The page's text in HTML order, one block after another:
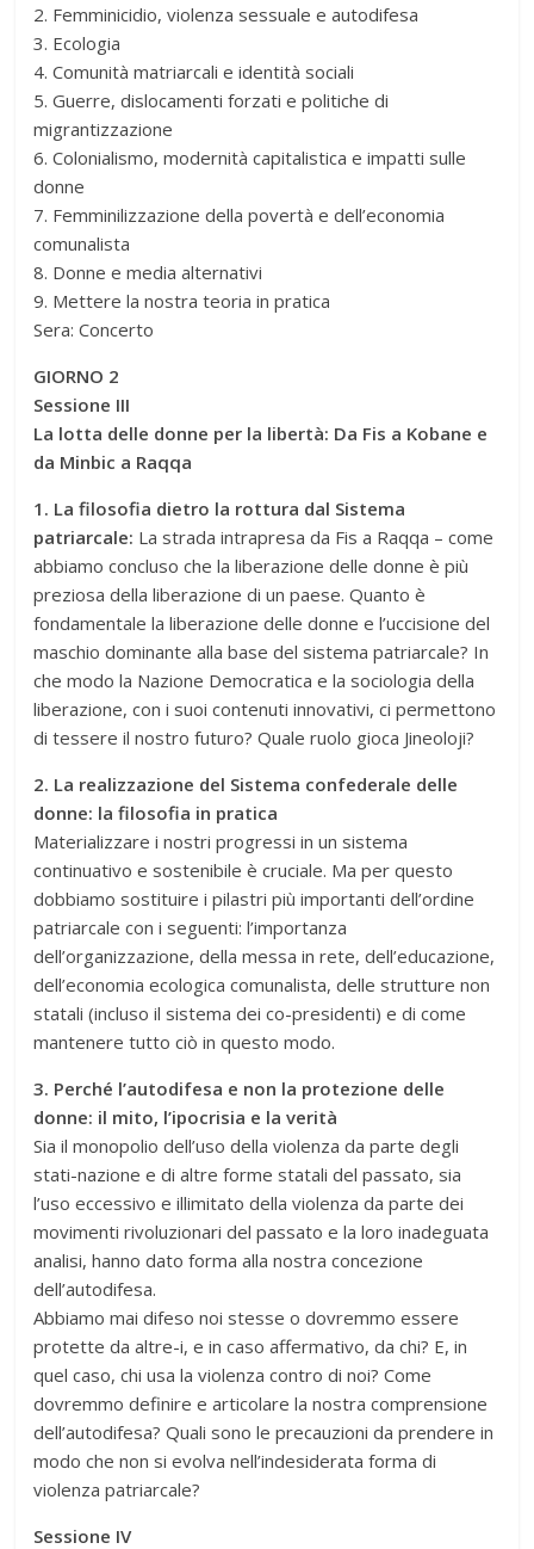
2. Femminicidio, violenza sessuale e autodifesa
3. Ecologia
4. Comunità matriarcali e identità sociali
5. Guerre, dislocamenti forzati e politiche di
migrantizzazione
6. Colonialismo, modernità capitalistica e impatti sulle
donne
7. Femminilizzazione della povertà e dell’economia
comunalista
8. Donne e media alternativi
9. Mettere la nostra teoria in pratica
Sera: Concerto
GIORNO 2
Sessione III
La lotta delle donne per la libertà: Da Fis a Kobane e
da Minbic a Raqqa
1. La filosofia dietro la rottura dal Sistema
patriarcale: La strada intrapresa da Fis a Raqqa – come
abbiamo concluso che la liberazione delle donne è più
preziosa della liberazione di un paese. Quanto è
fondamentale la liberazione delle donne e l’uccisione del
maschio dominante alla base del sistema patriarcale? In
che modo la Nazione Democratica e la sociologia della
liberazione, con i suoi contenuti innovativi, ci permettono
di tessere il nostro futuro? Quale ruolo gioca Jineoloji?
2. La realizzazione del Sistema confederale delle
donne: la filosofia in pratica
Materializzare i nostri progressi in un sistema
continuativo e sostenibile è cruciale. Ma per questo
dobbiamo sostituire i pilastri più importanti dell’ordine
patriarcale con i seguenti: l’importanza
dell’organizzazione, della messa in rete, dell’educazione,
dell’economia ecologica comunalista, delle strutture non
statali (incluso il sistema dei co-presidenti) e di come
mantenere tutto ciò in questo modo.
3. Perché l’autodifesa e non la protezione delle
donne: il mito, l’ipocrisia e la verità
Sia il monopolio dell’uso della violenza da parte degli
stati-nazione e di altre forme statali del passato, sia
l’uso eccessivo e illimitato della violenza da parte dei
movimenti rivoluzionari del passato e la loro inadeguata
analisi, hanno dato forma alla nostra concezione
dell’autodifesa.
Abbiamo mai difeso noi stesse o dovremmo essere
protette da altre-i, e in caso affermativo, da chi? E, in
quel caso, chi usa la violenza contro di noi? Come
dovremmo definire e articolare la nostra comprensione
dell’autodifesa? Quali sono le precauzioni da prendere in
modo che non si evolva nell’indesiderata forma di
violenza patriarcale?
Sessione IV